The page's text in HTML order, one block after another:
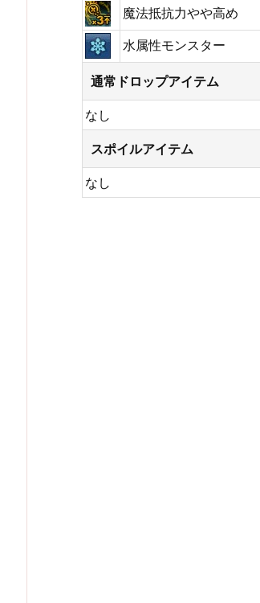
魔法抵抗力やや高め
水属性モンスター
通常ドロップアイテム
なし
スポイルアイテム
なし